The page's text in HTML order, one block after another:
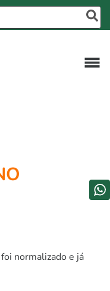
normalizado e já